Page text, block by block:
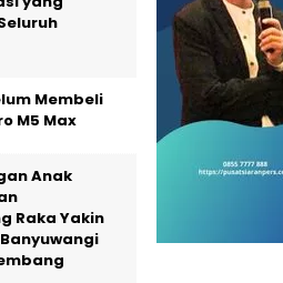
Membeli
M5 Max
Anak
Raka Yakin